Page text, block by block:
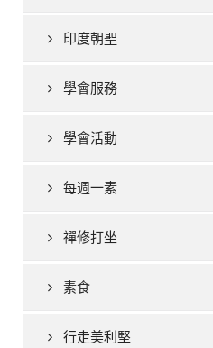
印度朝聖
學會服務
學會活動
每週一素
禪修打坐
素食
行走美利堅